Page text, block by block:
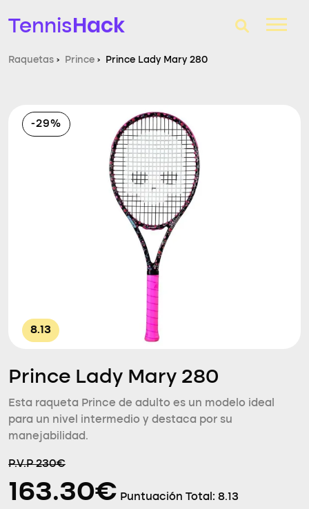
TennisHack
Raquetas de tenis
Zapatillas
Comparador
Consultorio
Raquetas › Prince › Prince Lady Mary 280
-29%
8.13
Prince Lady Mary 280
Esta raqueta Prince de adulto es un modelo ideal
para un nivel intermedio y destaca por su
manejabilidad.
P.V.P 230€
163.30€ Puntuación Total: 8.13